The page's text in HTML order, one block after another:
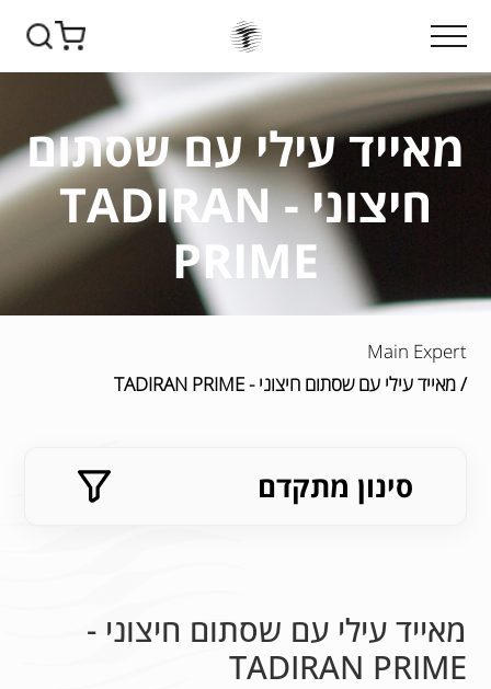
מאייד עילי עם שסתום
חיצוני - TADIRAN
PRIME
Main Expert
/ מאייד עילי עם שסתום חיצוני - TADIRAN PRIME
סינון מתקדם
מאייד עילי עם שסתום חיצוני -
TADIRAN PRIME